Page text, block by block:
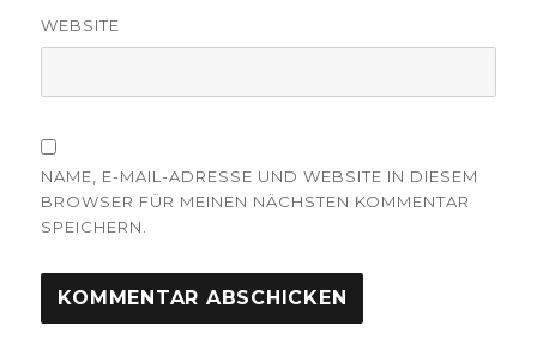
WEBSITE
NAME, E-MAIL-ADRESSE UND WEBSITE IN DIESEM
BROWSER FÜR MEINEN NÄCHSTEN KOMMENTAR
SPEICHERN.